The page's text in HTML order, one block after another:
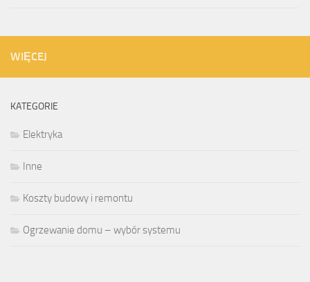
WIĘCEJ
KATEGORIE
Elektryka
Inne
Koszty budowy i remontu
Ogrzewanie domu – wybór systemu